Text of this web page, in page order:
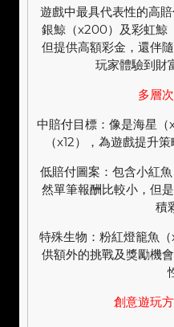
遊戲中最具代表性的高
銀鯨（x200）及彩虹鯨
但提供高額彩金，還伴
玩家體驗到財
多層
中賠付目標：像是海星
（x12），為遊戲提升
低賠付圖案：包含小紅
然單筆報酬比較小，但
積
特殊生物：粉紅燈籠魚
供額外的挑戰及獎勵機
創意遊玩